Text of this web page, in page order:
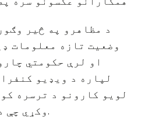
د مظاهرو په څیر
وضعیت تازه معلومات
او لرې حکومتي
لپاره د ویډیو
لویو کارونو د ترسره
وکړي چې د غوره اړیکو وړ کړي.